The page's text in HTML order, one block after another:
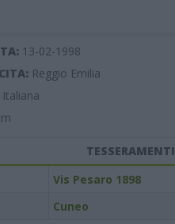
13-02-1998
Reggio Emilia
Italiana
TESSERAMENTI
Vis Pesaro 1898
Cuneo